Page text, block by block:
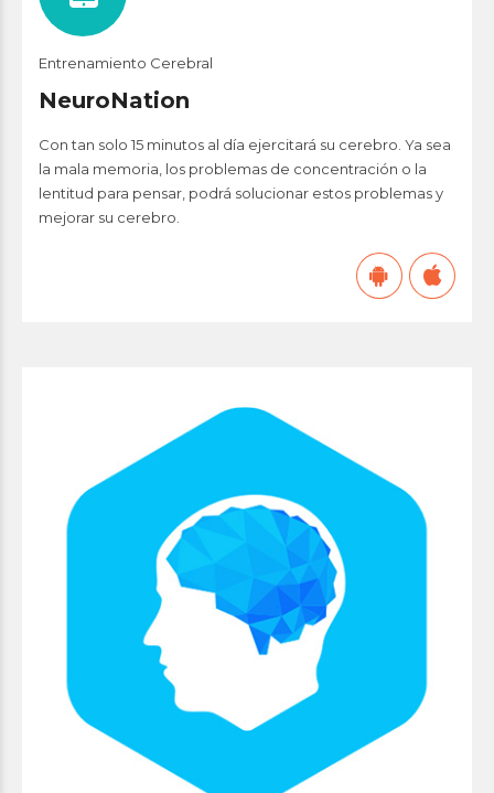
Entrenamiento Cerebral
NeuroNation
Con tan solo 15 minutos al día ejercitará su cerebro. Ya sea
la mala memoria, los problemas de concentración o la
lentitud para pensar, podrá solucionar estos problemas y
mejorar su cerebro.